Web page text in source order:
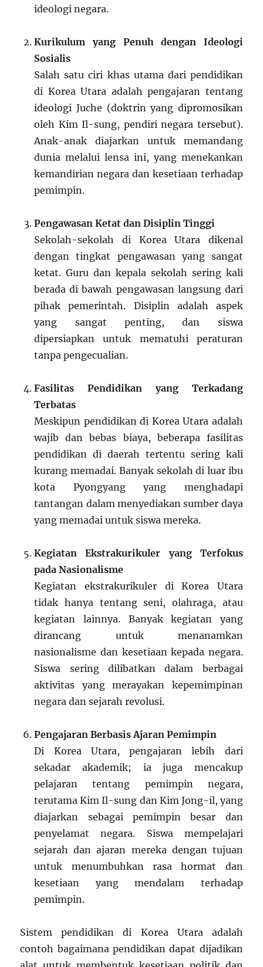
ideologi negara.
Kurikulum yang Penuh dengan Ideologi
Sosialis
Salah satu ciri khas utama dari pendidikan
di Korea Utara adalah pengajaran tentang
ideologi Juche (doktrin yang dipromosikan
oleh Kim Il-sung, pendiri negara tersebut).
Anak-anak diajarkan untuk memandang
dunia melalui lensa ini, yang menekankan
kemandirian negara dan kesetiaan terhadap
pemimpin.
Pengawasan Ketat dan Disiplin Tinggi
Sekolah-sekolah di Korea Utara dikenal
dengan tingkat pengawasan yang sangat
ketat. Guru dan kepala sekolah sering kali
berada di bawah pengawasan langsung dari
pihak pemerintah. Disiplin adalah aspek
yang sangat penting, dan siswa
dipersiapkan untuk mematuhi peraturan
tanpa pengecualian.
Fasilitas Pendidikan yang Terkadang
Terbatas
Meskipun pendidikan di Korea Utara adalah
wajib dan bebas biaya, beberapa fasilitas
pendidikan di daerah tertentu sering kali
kurang memadai. Banyak sekolah di luar ibu
kota Pyongyang yang menghadapi
tantangan dalam menyediakan sumber daya
yang memadai untuk siswa mereka.
Kegiatan Ekstrakurikuler yang Terfokus
pada Nasionalisme
Kegiatan ekstrakurikuler di Korea Utara
tidak hanya tentang seni, olahraga, atau
kegiatan lainnya. Banyak kegiatan yang
dirancang untuk menanamkan
nasionalisme dan kesetiaan kepada negara.
Siswa sering dilibatkan dalam berbagai
aktivitas yang merayakan kepemimpinan
negara dan sejarah revolusi.
Pengajaran Berbasis Ajaran Pemimpin
Di Korea Utara, pengajaran lebih dari
sekadar akademik; ia juga mencakup
pelajaran tentang pemimpin negara,
terutama Kim Il-sung dan Kim Jong-il, yang
diajarkan sebagai pemimpin besar dan
penyelamat negara. Siswa mempelajari
sejarah dan ajaran mereka dengan tujuan
untuk menumbuhkan rasa hormat dan
kesetiaan yang mendalam terhadap
pemimpin.
Sistem pendidikan di Korea Utara adalah
contoh bagaimana pendidikan dapat dijadikan